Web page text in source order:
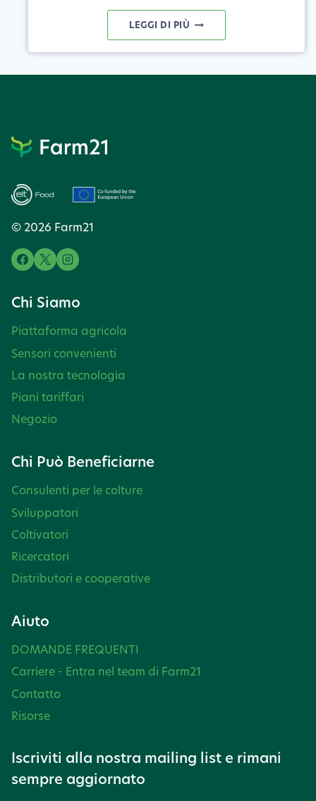
LEGGI DI PIÙ SFRUTTARE
IL
© 2026 Farm21
Chi Siamo
Piattaforma agricola
Sensori convenienti
La nostra tecnologia
Piani tariffari
Negozio
Chi Può Beneficiarne
Consulenti per le colture
Sviluppatori
Coltivatori
Ricercatori
Distributori e cooperative
Aiuto
DOMANDE FREQUENTI
Carriere - Entra nel team di Farm21
Contatto
Risorse
Iscriviti alla nostra mailing list e rimani
sempre aggiornato